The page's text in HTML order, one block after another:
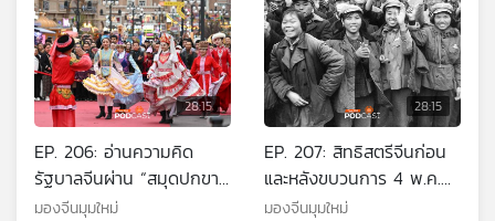
28:15
EP. 206: อ่านความคิด
รัฐบาลจีนผ่าน “สมุดปกขาว
แผนพัฒนาซินเจียง”
มองจีนมุมใหม่
28:15
EP. 207: สิทธิสตรีจีนก่อน
และหลังขบวนการ 4 พ.ค.
1919
มองจีนมุมใหม่